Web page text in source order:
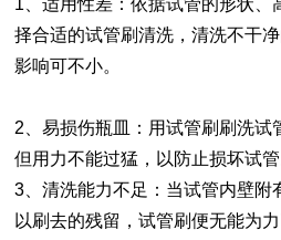
1、适用性差 ：依据试管的形状
择合适的试管刷清洗，清洗不干
影响可不小。
2、易损伤瓶皿
：用试管刷刷洗试
但用力不能过猛，以防止损坏试管
3、清洗能力不足： 当试管内壁附
以刷去的残留，试管刷便无能为力